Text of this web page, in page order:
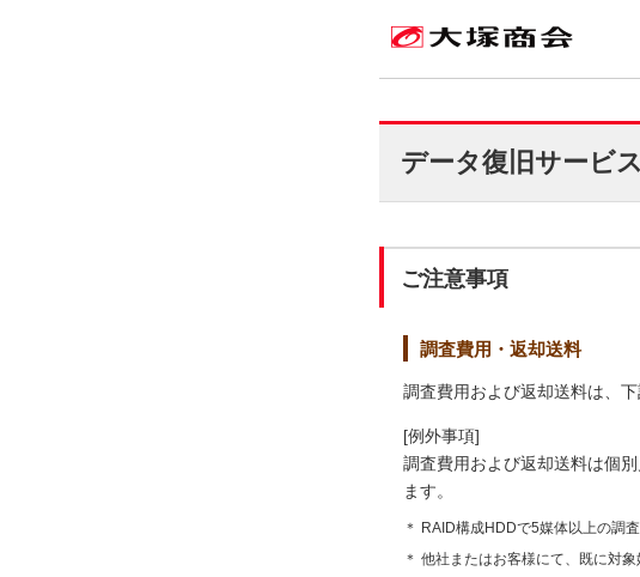
データ復旧サービ
ご注意事項
調査費用・返却送料
調査費用および返却送料は、
[例外事項]
調査費用および返却送料は個
ます。
＊ RAID構成HDDで5媒体以上の調
＊ 他社またはお客様にて、既に対